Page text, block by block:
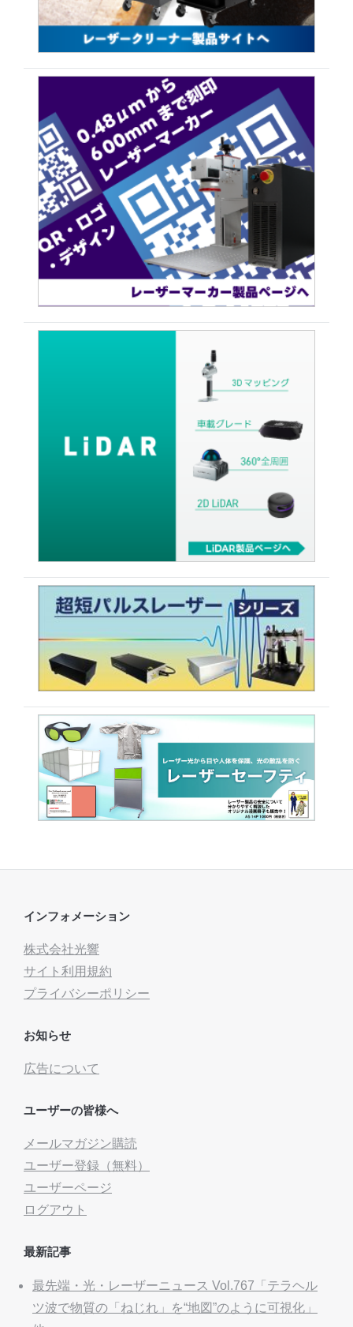
インフォメーション
株式会社光響
サイト利用規約
プライバシーポリシー
お知らせ
広告について
ユーザーの皆様へ
メールマガジン購読
ユーザー登録（無料）
ユーザーページ
ログアウト
最新記事
最先端・光・レーザーニュース Vol.767「テラヘル
ツ波で物質の「ねじれ」を“地図”のように可視化」